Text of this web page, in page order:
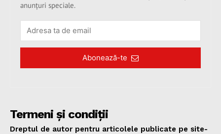
anunțuri speciale.
Abonează-te
Termeni și condiții
Dreptul de autor pentru articolele publicate pe site-